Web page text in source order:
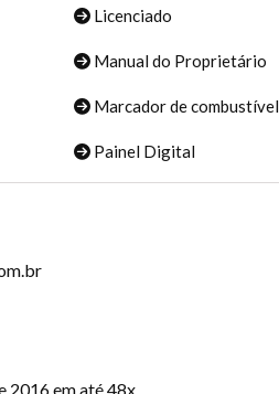
Licenciado
Manual do Proprietário
Marcador de combustível
Painel Digital
2016 em até 48x